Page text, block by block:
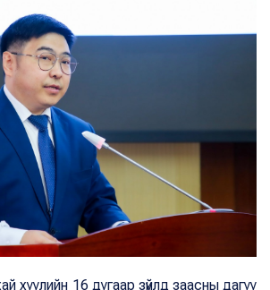
хуулийн 16 дугаар зүйлд заасны дагуу